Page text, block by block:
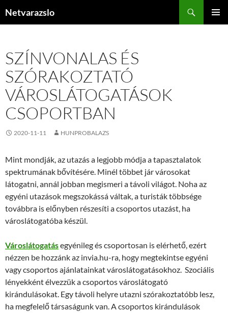
Netvarazslo
SZÍNVONALAS ÉS
SZÓRAKOZTATÓ
VÁROSLÁTOGATÁSOK
CSOPORTBAN
2020-11-11 HUNPROBALAZS
Mint mondják, az utazás a legjobb módja a tapasztalatok
spektrumának bővítésére. Minél többet jár városokat
látogatni, annál jobban megismeri a távoli világot. Noha az
egyéni utazások megszokássá váltak, a turisták többsége
továbbra is előnyben részesíti a csoportos utazást, ha
városlátogatóba készül.
Városlátogatásegyénileg és csoportosan is elérhető, ezért
nézzen be hozzánk az invia.hu-ra, hogy megtekintse egyéni
vagy csoportos ajánlatainkat városlátogatásokhoz. Szociális
lényekként élvezzük a csoportos városlátogató
kirándulásokat. Egy távoli helyre utazni szórakoztatóbb lesz,
ha megfelelő társaságunk van. A csoportos kirándulások